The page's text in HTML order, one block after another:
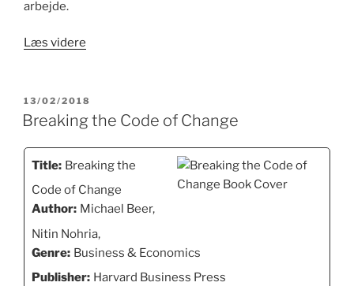
arbejde.
Læs videre
Heads”
UDGIVET
DEN
13/02/2018
Breaking the Code of Change
Title: Breaking the
Code of Change
Author: Michael Beer,
Nitin Nohria,
Genre: Business & Economics
Publisher: Harvard Business Press